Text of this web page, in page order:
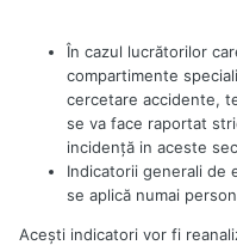
În cazul lucrătorilor
compartimente
cercetare accidente,
se va face raportat
incidenţă in aceste
Indicatorii generali de
se aplică numai
Aceşti indicatori vor fi